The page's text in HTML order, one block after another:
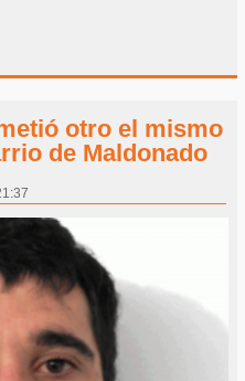
otro el mismo
de Maldonado